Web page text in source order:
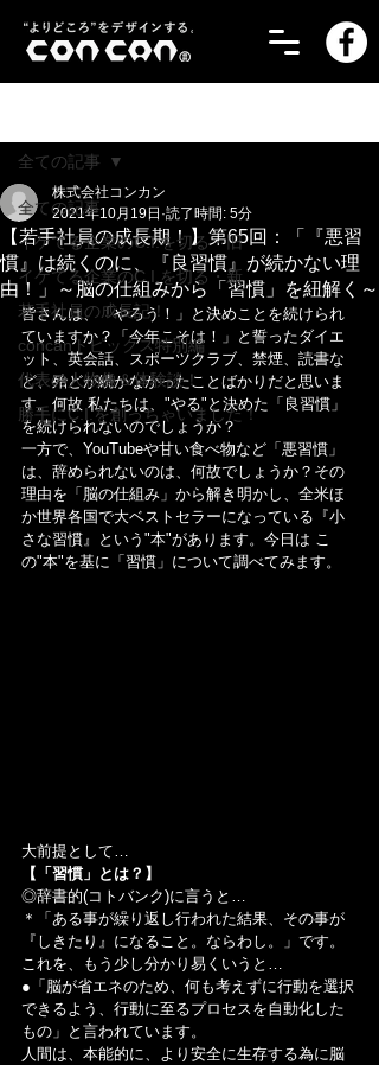
全ての記事
イケてる企業のC.I.を切る・旧
イケてる企業のC.I.を切る・新
若手社員の成長記！
concanトピックス特別編
代表の人物像＆体験談！
勝手にC.I.を創っちゃいました！
全ての記事
【若手社員の成長期！】第65回：「『悪習
慣』は続くのに、『良習慣』が続かない理
由！」～脳の仕組みから「習慣」を紐解く～
株式会社コンカン
2021年10月19日 読了時間: 5分
皆さんは、「やろう！」と決めことを続けられ
ていますか？「今年こそは！」と誓ったダイエ
ット、英会話、スポーツクラブ、禁煙、読書な
ど、殆どが続かなかったことばかりだと思いま
す。何故 私たちは、"やる"と決めた「良習慣」
を続けられないのでしょうか？
一方で、YouTubeや甘い食べ物など「悪習慣」
は、辞められないのは、何故でしょうか？その
理由を「脳の仕組み」から解き明かし、全米ほ
か世界各国で大ベストセラーになっている『小
さな習慣』という"本"があります。今日は こ
の"本"を基に「習慣」について調べてみます。
大前提として…
【「習慣」とは？】
◎辞書的(コトバンク)に言うと…
＊「ある事が繰り返し行われた結果、その事が
『しきたり』になること。ならわし。」です。
これを、もう少し分かり易くいうと…
●「脳が省エネのため、何も考えずに行動を選択
できるよう、行動に至るプロセスを自動化した
もの」と言われています。
人間は、本能的に、より安全に生存する為に脳